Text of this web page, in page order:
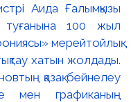
Аида Ғалымқызы
100 жыл
мерейтойлық
хатын жолдады.
қазақ бейнелеу
мен графиканың